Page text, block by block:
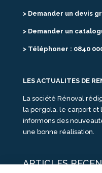
> Demander un devis
> Demander un
> Téléphoner : 0840
LES ACTUALITES DE
La société Rénoval
la pergola, le carport et
informons des
une bonne réalisation.
ARTICLES